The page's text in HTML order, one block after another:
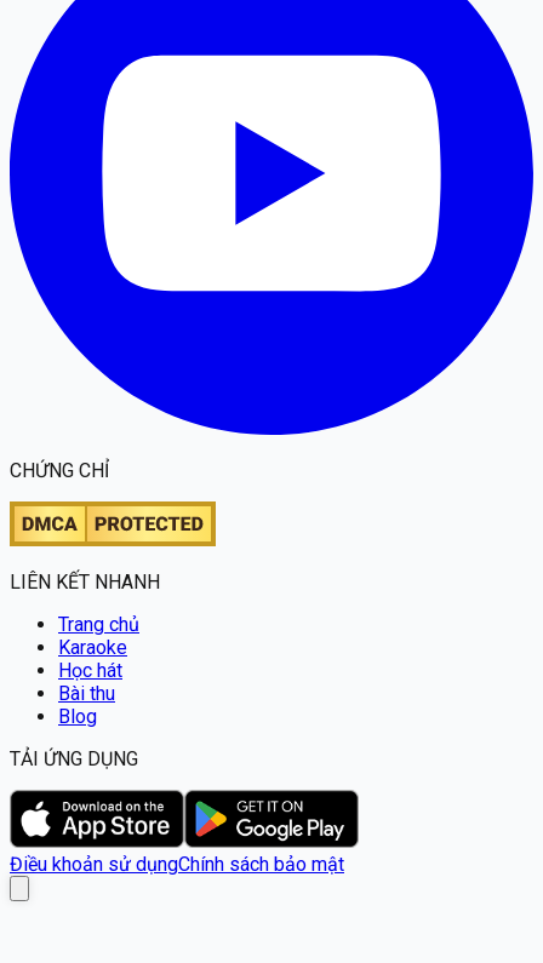
CHỨNG CHỈ
LIÊN KẾT NHANH
Trang chủ
Karaoke
Học hát
Bài thu
Blog
TẢI ỨNG DỤNG
Điều khoản sử dụngChính sách bảo mật